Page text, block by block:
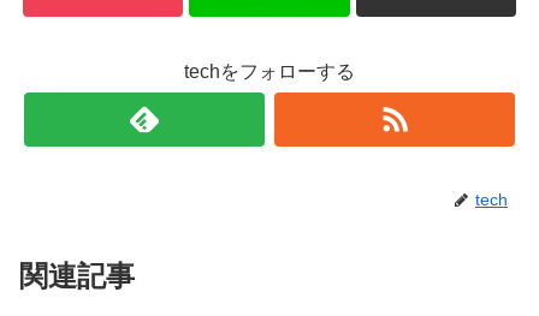
techをフォローする
tech
関連記事